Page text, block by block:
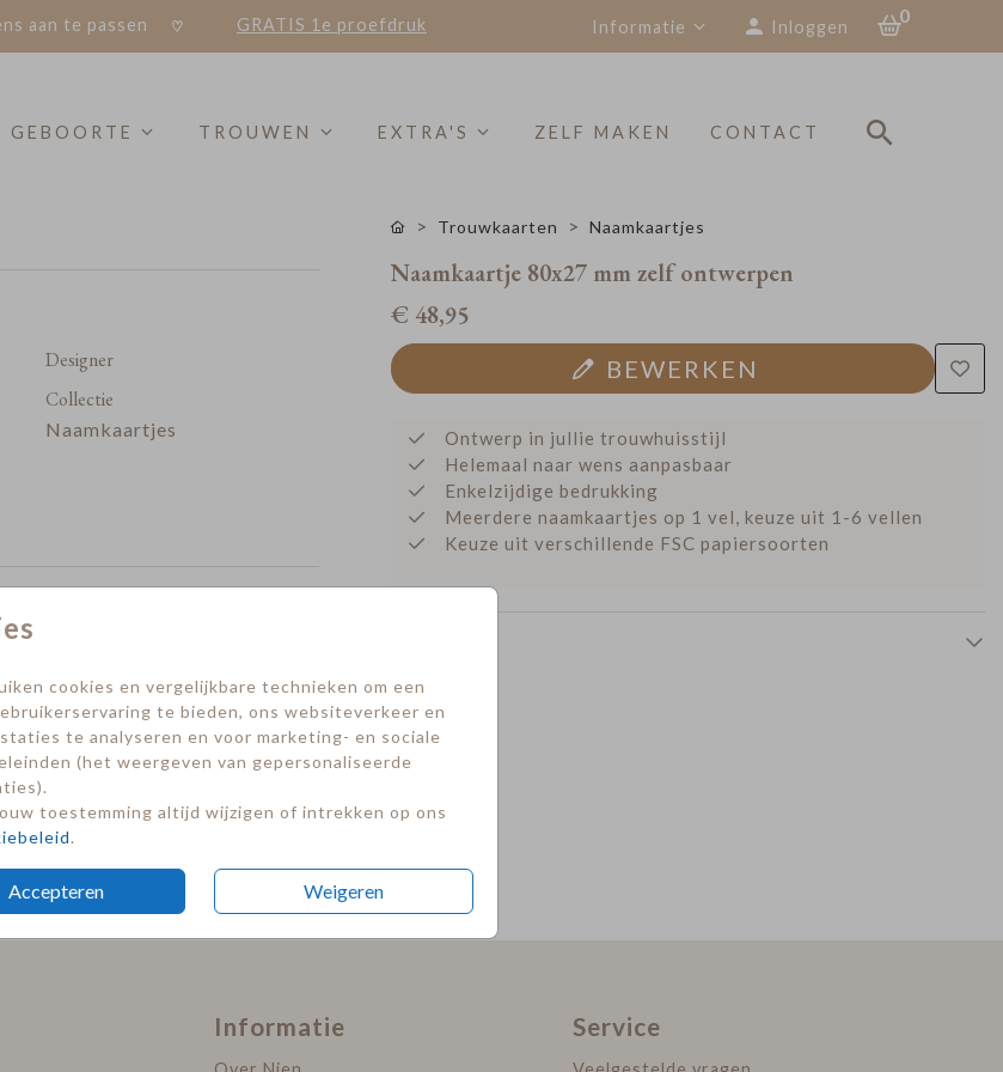
aan te passen GRATIS 1e proefdruk Informatie Inloggen
0
GEBOORTE TROUWEN EXTRA'S ZELF MAKEN CONTACT
cookies en vergelijkbare technieken om een
te bieden, ons websiteverkeer en
te analyseren en voor marketing- en sociale
(het weergeven van gepersonaliseerde
toestemming altijd wijzigen of intrekken op ons
.
Accepteren Weigeren
Designer
Collectie
Naamkaartjes
Trouwkaarten Naamkaartjes
Naamkaartje 80x27 mm zelf ontwerpen
€ 48,95
BEWERKEN
Ontwerp in jullie trouwhuisstijl
Helemaal naar wens aanpasbaar
Enkelzijdige bedrukking
Meerdere naamkaartjes op 1 vel, keuze uit 1-6 vellen
Keuze uit verschillende FSC papiersoorten
Informatie Service